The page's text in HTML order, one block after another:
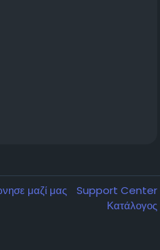
μαζί μας
Support Center
Κατάλογος